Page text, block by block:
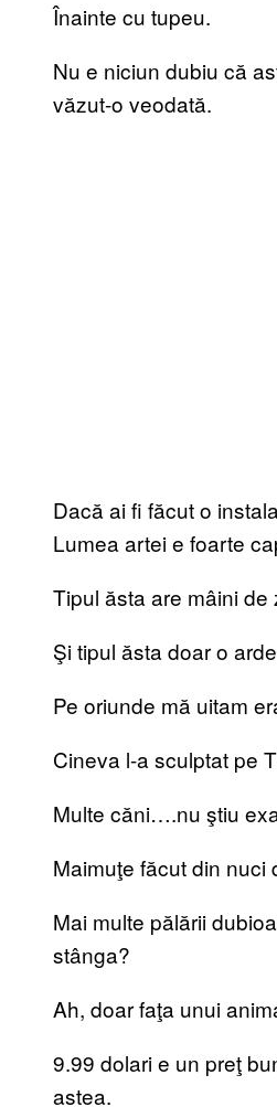
Înainte cu tupeu.
Nu e niciun dubiu că
văzut-o veodată.
Dacă ai fi făcut o
Lumea artei e foarte
Tipul ăsta are mâini de
Şi tipul ăsta doar o
Pe oriunde mă uitam
Cineva l-a sculptat pe
Multe căni….nu ştiu
Maimuţe făcut din
Mai multe pălării
stânga?
Ah, doar faţa unui
9.99 dolari e un preţ
astea.